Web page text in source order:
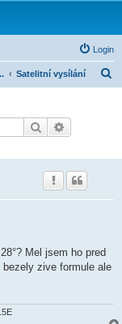
Login
Satelitní vysílání
Search
Mel jsem ho pred
zive formule ale